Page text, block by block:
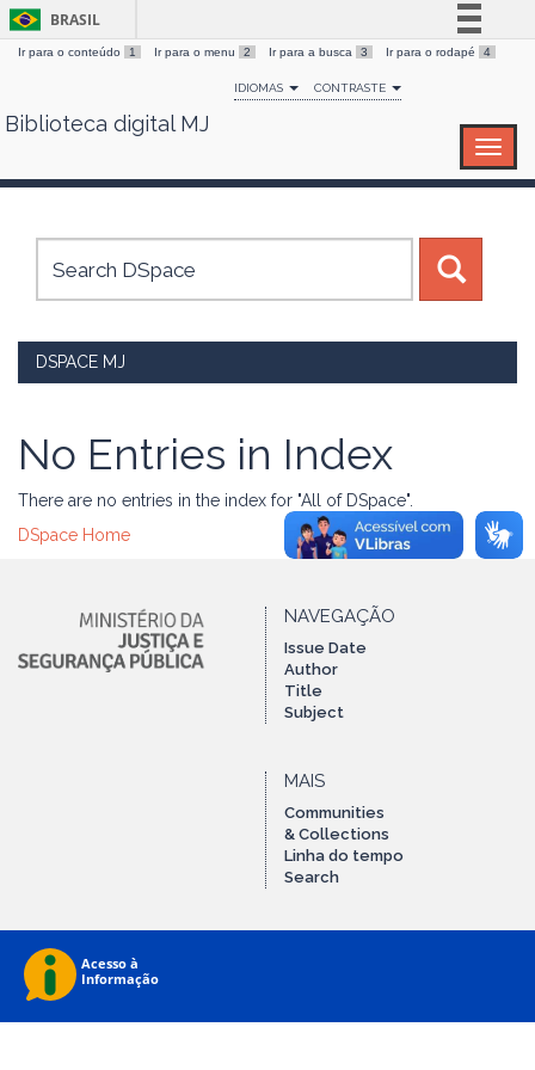
Skip
BRASIL
Simplifique!
Comunica BR
Canais
Ir para o conteúdo 1 Ir para o menu 2 Ir para a busca 3 Ir para o rodapé 4
IDIOMAS CONTRASTE
Biblioteca digital MJ
DSPACE MJ
No Entries in Index
There are no entries in the index for "All of DSpace".
DSpace Home
NAVEGAÇÃO
Issue Date
Author
Title
Subject
MAIS
Communities
& Collections
Linha do tempo
Search